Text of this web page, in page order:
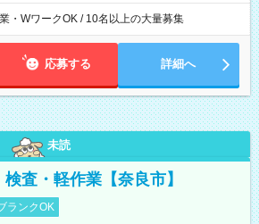
・WワークOK / 10名以上の大量募集
応募する 詳細へ
未読
査・軽作業【奈良市】
ランクOK